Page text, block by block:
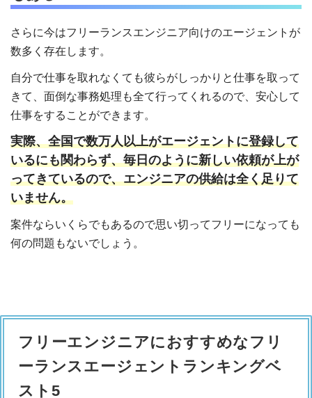
さらに今はフリーランスエンジニア向けのエージェントが
数多く存在します。
自分で仕事を取れなくても彼らがしっかりと仕事を取って
きて、面倒な事務処理も全て行ってくれるので、安心して
仕事をすることができます。
実際、全国で数万人以上がエージェントに登録して
いるにも関わらず、毎日のように新しい依頼が上が
ってきているので、エンジニアの供給は全く足りて
いません。
案件ならいくらでもあるので思い切ってフリーになっても
何の問題もないでしょう。
フリーエンジニアにおすすめなフリ
ーランスエージェントランキングベ
スト5